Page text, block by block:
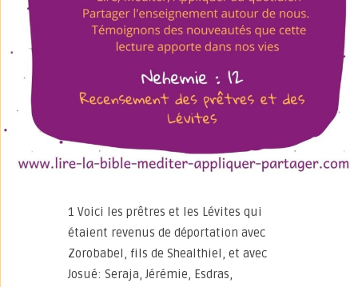
1 Voici les prêtres et les Lévites qui
étaient revenus de déportation avec
Zorobabel, fils de Shealthiel, et avec
Josué: Seraja, Jérémie, Esdras,